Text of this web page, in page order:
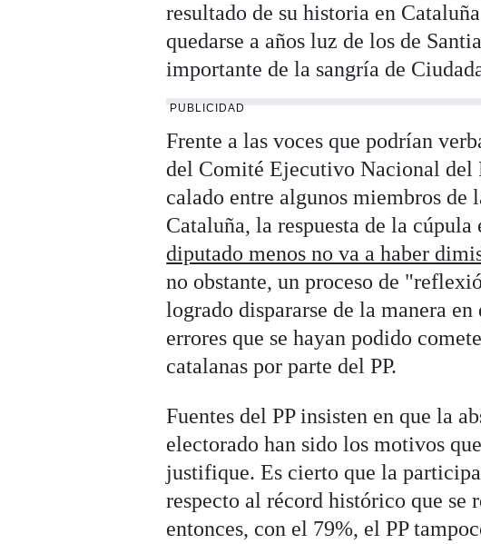
resultado de su historia en
quedarse a años luz de los de
importante de la sangría de
PUBLICIDAD
Frente a las voces que podrían
del Comité Ejecutivo Nacional del
calado entre algunos miembros
Cataluña, la respuesta de la
diputado menos no va a haber
no obstante, un proceso de
logrado dispararse de la manera
errores que se hayan podido
catalanas por parte del PP.
Fuentes del PP insisten en que la
electorado han sido los motivos
justifique. Es cierto que la
respecto al récord histórico que se
entonces, con el 79%, el PP